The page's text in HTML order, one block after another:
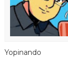
Yopinando